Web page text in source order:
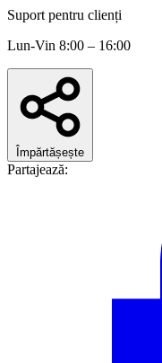
Suport pentru clienți
Lun-Vin 8:00 – 16:00
Împărtășește
Partajează: